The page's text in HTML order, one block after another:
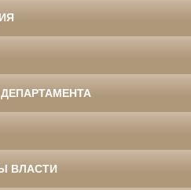
ВЛАСТИ